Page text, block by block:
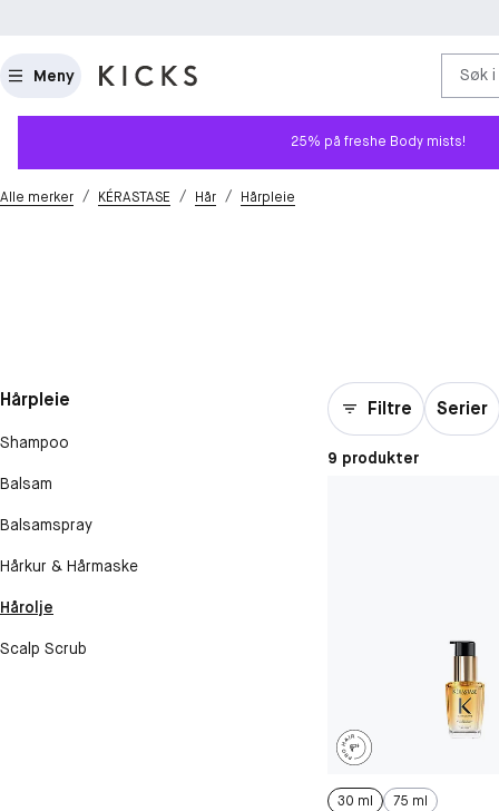
Meny Søk
25% på freshe Body mists!
Alle merker / KÉRASTASE / Hår / Hårpleie
Hårpleie
Shampoo
Balsam
Balsamspray
Hårkur & Hårmaske
Hårolje
Scalp Scrub
Filtre Serier
9 produkter
30 ml 75 ml